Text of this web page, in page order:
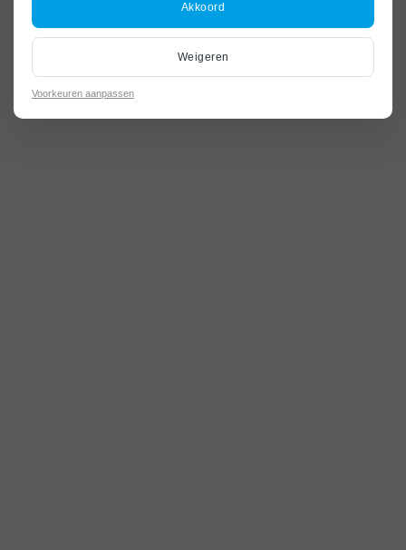
Akkoord
Weigeren
Voorkeuren aanpassen